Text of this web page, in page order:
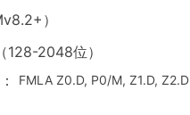
）
128-2048位）
FMLA Z0.D, P0/M, Z1.D, Z2.D